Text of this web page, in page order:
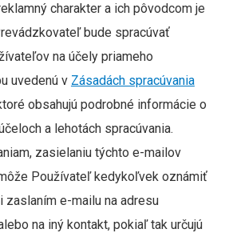
charakter a ich pôvodcom je
bude spracúvať
na účely priameho
uvedenú v Zásadách spracúvania
obsahujú podrobné informácie o
a lehotách spracúvania.
zasielaniu týchto e-mailov
Používateľ kedykoľvek oznámiť
e-mailu na adresu
na iný kontakt, pokiaľ tak určujú